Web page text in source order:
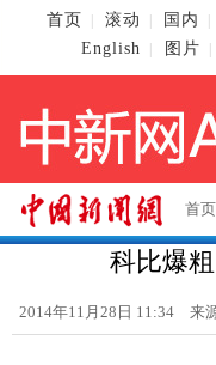
首页 滚动 国内
English
图片
首页
科比爆
2014年11月28日 11:34 来